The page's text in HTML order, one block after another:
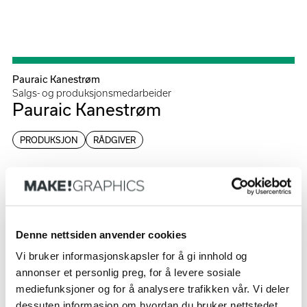
Denne nettsiden anvender cookies
Vi bruker informasjonskapsler for å gi innhold og
annonser et personlig preg, for å levere sosiale
mediefunksjoner og for å analysere trafikken vår. Vi deler
Pauraic Kanestrøm
Salgs- og produksjonsmedarbeider
Pauraic Kanestrøm
PRODUKSJON RÅDGIVER
Hils på flere